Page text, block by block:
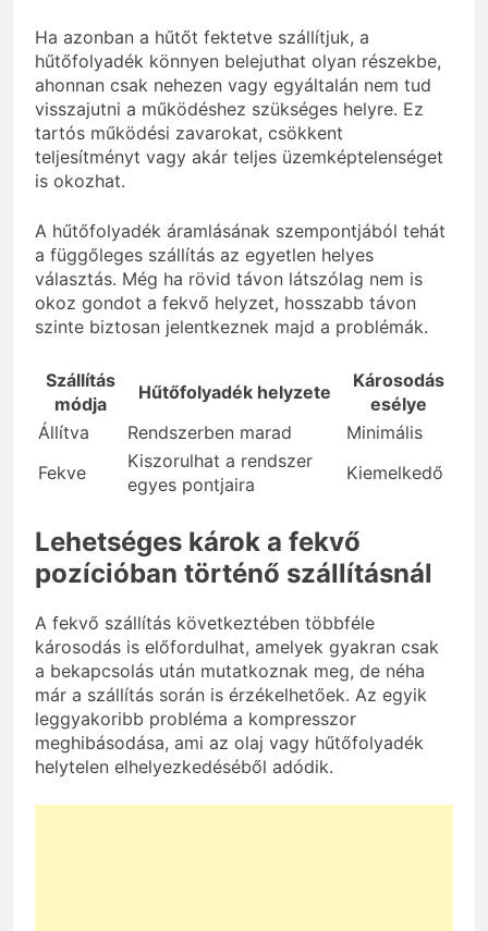
Ha azonban a hűtőt fektetve szállítjuk, a
hűtőfolyadék könnyen belejuthat olyan részekbe,
ahonnan csak nehezen vagy egyáltalán nem tud
visszajutni a működéshez szükséges helyre. Ez
tartós működési zavarokat, csökkent
teljesítményt vagy akár teljes üzemképtelenséget
is okozhat.
A hűtőfolyadék áramlásának szempontjából tehát
a függőleges szállítás az egyetlen helyes
választás. Még ha rövid távon látszólag nem is
okoz gondot a fekvő helyzet, hosszabb távon
szinte biztosan jelentkeznek majd a problémák.
Szállítás
módja
Hűtőfolyadék helyzete
Károsodás
esélye
Állítva
Rendszerben marad
Minimális
Fekve
Kiszorulhat a rendszer
egyes pontjaira
Kiemelkedő
Lehetséges károk a fekvő
pozícióban történő szállításnál
A fekvő szállítás következtében többféle
károsodás is előfordulhat, amelyek gyakran csak
a bekapcsolás után mutatkoznak meg, de néha
már a szállítás során is érzékelhetőek. Az egyik
leggyakoribb probléma a kompresszor
meghibásodása, ami az olaj vagy hűtőfolyadék
helytelen elhelyezkedéséből adódik.